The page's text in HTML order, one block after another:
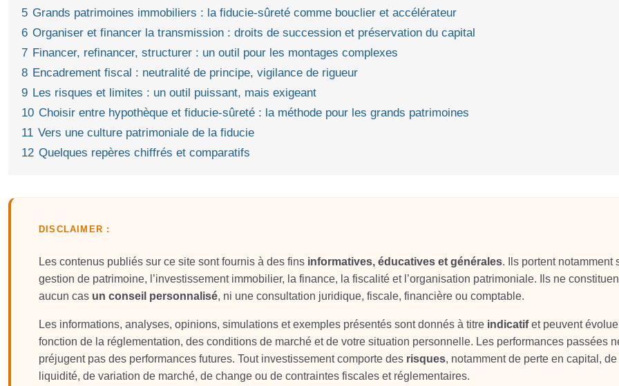
5 Grands patrimoines immobiliers : la fiducie-sûreté comme bouclier et accélérateur
6 Organiser et financer la transmission : droits de succession et préservation du capital
7 Financer, refinancer, structurer : un outil pour les montages complexes
8 Encadrement fiscal : neutralité de principe, vigilance de rigueur
9 Les risques et limites : un outil puissant, mais exigeant
10 Choisir entre hypothèque et fiducie-sûreté : la méthode pour les grands patrimoines
11 Vers une culture patrimoniale de la fiducie
12 Quelques repères chiffrés et comparatifs
DISCLAIMER :
Les contenus publiés sur ce site sont fournis à des fins informatives, éducatives et générales. Ils portent notamment
gestion de patrimoine, l’investissement immobilier, la finance, la fiscalité et l’organisation patrimoniale. Ils ne
aucun cas un conseil personnalisé, ni une consultation juridique, fiscale, financière ou comptable.
Les informations, analyses, opinions, simulations et exemples présentés sont donnés à titre indicatifet peuvent
fonction de la réglementation, des conditions de marché et de votre situation personnelle. Les performances passées
préjugent pas des performances futures. Tout investissement comporte des risques, notamment de perte en capital, de
liquidité, de variation de marché, de change ou de contraintes fiscales et réglementaires.